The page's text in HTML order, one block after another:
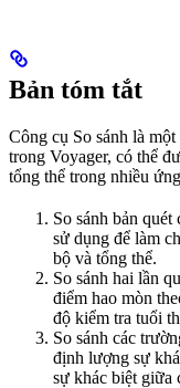
Bản tóm tắt
Công cụ So sánh là
trong Voyager, có thể
tổng thể trong nhiều
So sánh bản
sử dụng để làm
bộ và tổng thể.
So sánh hai lần
điểm hao mòn
độ kiểm tra tuổi
So sánh các
định lượng sự
sự khác biệt giữa